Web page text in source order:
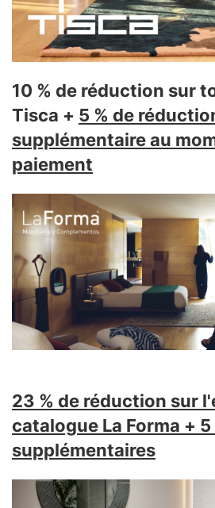
10 % de réduction sur
Tisca + 5 % de
supplémentaire au
paiement
23 % de réduction sur
catalogue La Forma + 5
supplémentaires